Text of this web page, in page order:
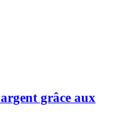
grâce aux